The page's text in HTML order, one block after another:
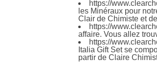
https://
les Minéraux pour
Clair de Chimiste et
https://
affaire. Vous allez
https://
Italia Gift Set se
partir de Claire